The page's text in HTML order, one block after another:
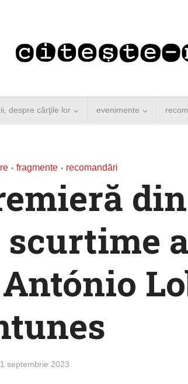
despre cărţile lor evenimente
• fragmente • recomandări
din
scurtime a
1 septembrie 2023